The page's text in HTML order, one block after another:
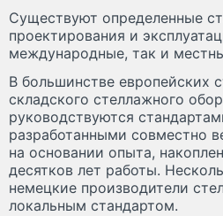
Существуют определенные
проектирования и
международные, так и
В большинстве европейских
складского стеллажного
руководствуются
разработанными совместно
на основании опыта,
десятков лет работы.
немецкие производители
локальным стандартом.